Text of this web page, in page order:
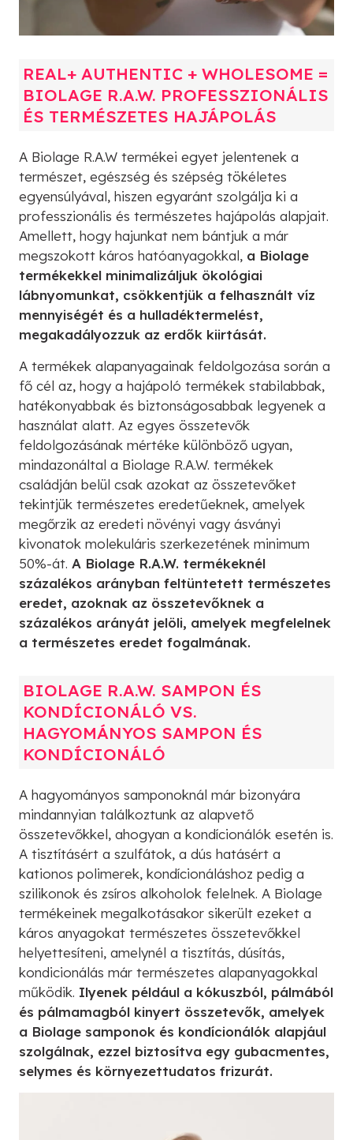
REAL+ AUTHENTIC + WHOLESOME =
BIOLAGE R.A.W. PROFESSZIONÁLIS
ÉS TERMÉSZETES HAJÁPOLÁS
A Biolage R.A.W termékei egyet jelentenek a
természet, egészség és szépség tökéletes
egyensúlyával, hiszen egyaránt szolgálja ki a
professzionális és természetes hajápolás alapjait.
Amellett, hogy hajunkat nem bántjuk a már
megszokott káros hatóanyagokkal, a Biolage
termékekkel minimalizáljuk ökológiai
lábnyomunkat, csökkentjük a felhasznált víz
mennyiségét és a hulladéktermelést,
megakadályozzuk az erdők kiirtását.
A termékek alapanyagainak feldolgozása során a
fő cél az, hogy a hajápoló termékek stabilabbak,
hatékonyabbak és biztonságosabbak legyenek a
használat alatt. Az egyes összetevők
feldolgozásának mértéke különböző ugyan,
mindazonáltal a Biolage R.A.W. termékek
családján belül csak azokat az összetevőket
tekintjük természetes eredetűeknek, amelyek
megőrzik az eredeti növényi vagy ásványi
kivonatok molekuláris szerkezetének minimum
50%-át. A Biolage R.A.W. termékeknél
százalékos arányban feltüntetett természetes
eredet, azoknak az összetevőknek a
százalékos arányát jelöli, amelyek megfelelnek
a természetes eredet fogalmának.
BIOLAGE R.A.W. SAMPON ÉS
KONDÍCIONÁLÓ VS.
HAGYOMÁNYOS SAMPON ÉS
KONDÍCIONÁLÓ
A hagyományos samponoknál már bizonyára
mindannyian találkoztunk az alapvető
összetevőkkel, ahogyan a kondícionálók esetén is.
A tisztításért a szulfátok, a dús hatásért a
kationos polimerek, kondícionáláshoz pedig a
szilikonok és zsíros alkoholok felelnek. A Biolage
termékeinek megalkotásakor sikerült ezeket a
káros anyagokat természetes összetevőkkel
helyettesíteni, amelynél a tisztítás, dúsítás,
kondicionálás már természetes alapanyagokkal
működik. Ilyenek például a kókuszból, pálmából
és pálmamagból kinyert összetevők, amelyek
a Biolage samponok és kondícionálók alapjául
szolgálnak, ezzel biztosítva egy gubacmentes,
selymes és környezettudatos frizurát.